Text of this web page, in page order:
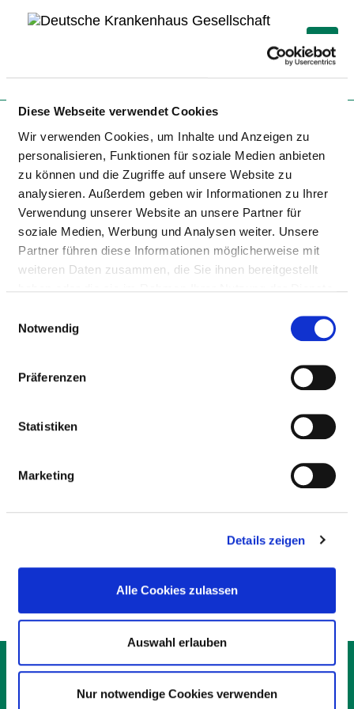
Diese Webseite verwendet Cookies
Wir verwenden Cookies, um Inhalte und Anzeigen zu
personalisieren, Funktionen für soziale Medien anbieten
zu können und die Zugriffe auf unsere Website zu
analysieren. Außerdem geben wir Informationen zu Ihrer
Verwendung unserer Website an unsere Partner für
soziale Medien, Werbung und Analysen weiter. Unsere
Partner führen diese Informationen möglicherweise mit
weiteren Daten zusammen, die Sie ihnen bereitgestellt
Notwendig
Präferenzen
Statistiken
Marketing
Details zeigen
Alle Cookies zulassen
Auswahl erlauben
Nur notwendige Cookies verwenden
Startseite der Fachabteilung
KLINIKUM BAD HERSFELD
GMBH
Leitung einer Station / eines Bereiches (PQ05)
KONTAKT
IMPRESSUM